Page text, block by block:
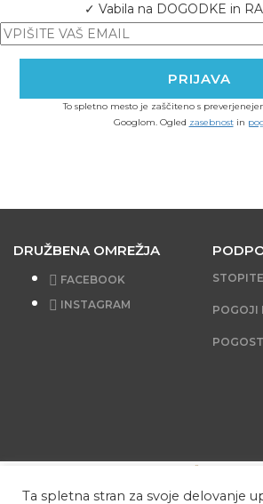
✓ Vabila na DOGODKE in
To spletno mesto je zaščiteno s
Googlom. Ogled zasebnostin
POGOJI
DRUŽBENA OMREŽJA
FACEBOOK
INSTAGRAM
DISPLEJ © 2020. VSE PRAVICE PRIDRŽANE.
Ta spletna stran za svoje delovanje